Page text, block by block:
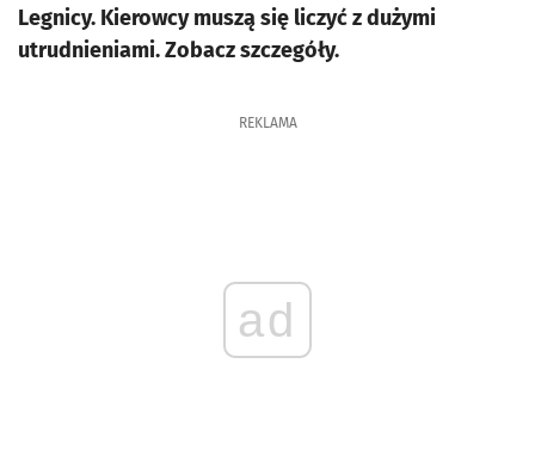
Legnicy. Kierowcy muszą się liczyć z dużymi
utrudnieniami. Zobacz szczegóły.
REKLAMA
ad